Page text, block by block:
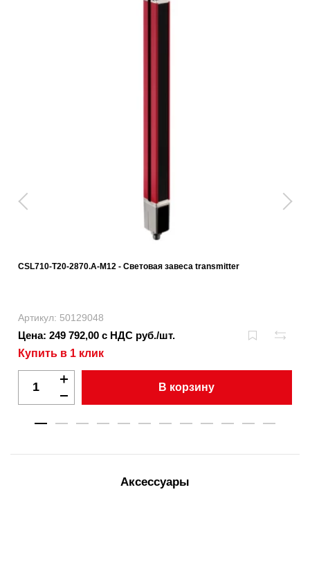
CSL710-T20-2870.A-M12 - Световая завеса transmitter
Артикул: 50129048
Цена: 249 792,00 с НДС руб./шт.
Купить в 1 клик
В корзину
Аксессуары